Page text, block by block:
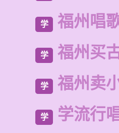
学 福州唱
学 福州买
学 福州卖
学 学流行